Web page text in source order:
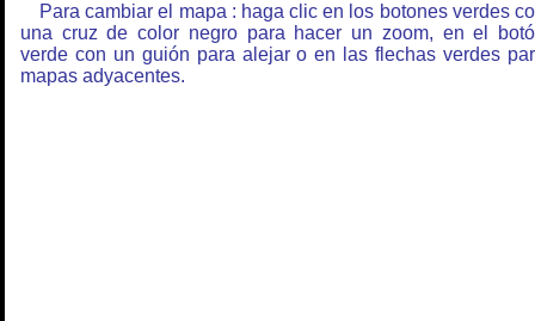
Para cambiar el mapa : haga clic en los botones verdes
una cruz de color negro para hacer un zoom, en el
verde con un guión para alejar o en las flechas verdes
mapas adyacentes.